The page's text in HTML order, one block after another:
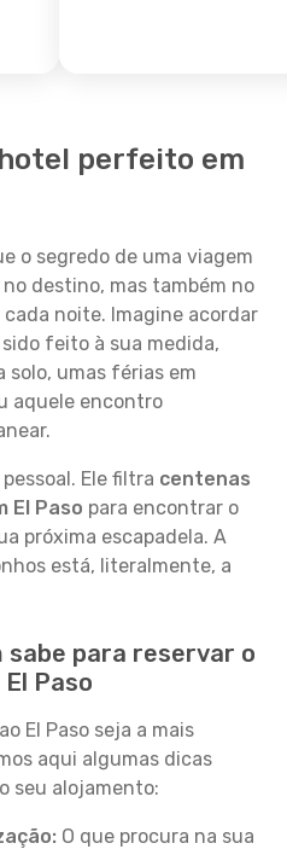
perfeito em
o segredo de uma viagem
destino, mas também no
noite. Imagine acordar
feito à sua medida,
solo, umas férias em
aquele encontro
Ele filtra centenas
El Paso para encontrar o
próxima escapadela. A
está, literalmente, a
sabe para reservar o
Paso
El Paso seja a mais
aqui algumas dicas
seu alojamento:
O que procura na sua